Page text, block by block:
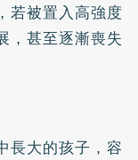
若被置入高強度
，甚至逐漸喪失
長大的孩子，容